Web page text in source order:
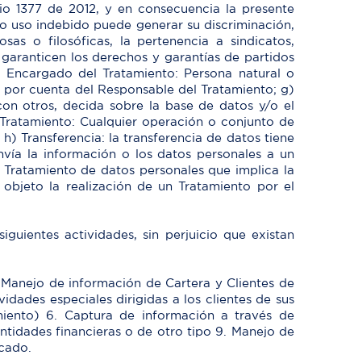
1377 de 2012, y en consecuencia la presente
uso indebido puede generar su discriminación,
o filosóficas, la pertenencia a sindicatos,
los derechos y garantías de partidos
del Tratamiento: Persona natural o
cuenta del Responsable del Tratamiento; g)
otros, decida sobre la base de datos y/o el
Cualquier operación o conjunto de
Transferencia: la transferencia de datos tiene
la información o los datos personales a un
de datos personales que implica la
la realización de un Tratamiento por el
actividades, sin perjuicio que existan
de información de Cartera y Clientes de
especiales dirigidas a los clientes de sus
6. Captura de información a través de
financieras o de otro tipo 9. Manejo de